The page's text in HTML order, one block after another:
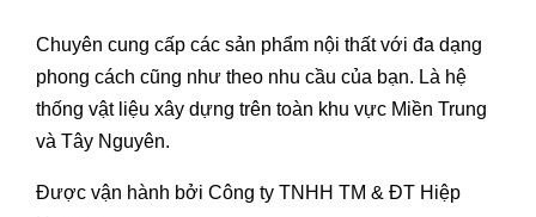
Chuyên cung cấp các sản phẩm nội thất với đa dạng
phong cách cũng như theo nhu cầu của bạn. Là hệ
thống vật liệu xây dựng trên toàn khu vực Miền Trung
và Tây Nguyên.
Được vận hành bởi Công ty TNHH TM & ĐT Hiệp